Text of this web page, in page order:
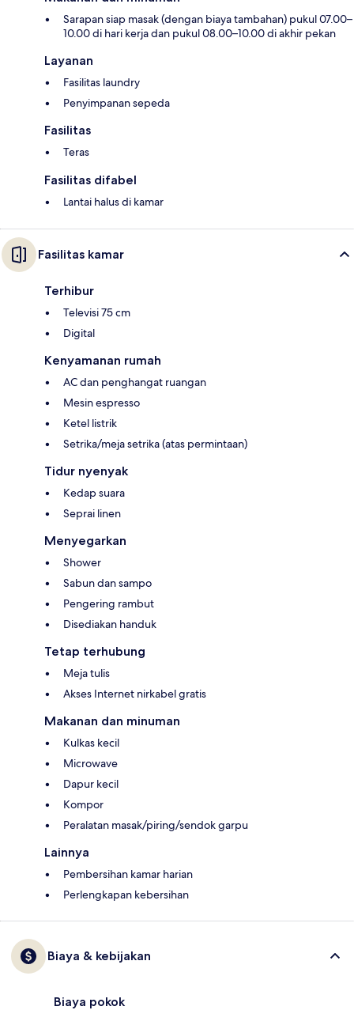
Sarapan siap masak (dengan biaya tambahan) pukul 07.00–
10.00 di hari kerja dan pukul 08.00–10.00 di akhir pekan
Layanan
Fasilitas laundry
Penyimpanan sepeda
Fasilitas
Teras
Fasilitas difabel
Lantai halus di kamar
Fasilitas kamar
Terhibur
Televisi 75 cm
Digital
Kenyamanan rumah
AC dan penghangat ruangan
Mesin espresso
Ketel listrik
Setrika/meja setrika (atas permintaan)
Tidur nyenyak
Kedap suara
Seprai linen
Menyegarkan
Shower
Sabun dan sampo
Pengering rambut
Disediakan handuk
Tetap terhubung
Meja tulis
Akses Internet nirkabel gratis
Makanan dan minuman
Kulkas kecil
Microwave
Dapur kecil
Kompor
Peralatan masak/piring/sendok garpu
Lainnya
Pembersihan kamar harian
Perlengkapan kebersihan
Biaya & kebijakan
Biaya pokok